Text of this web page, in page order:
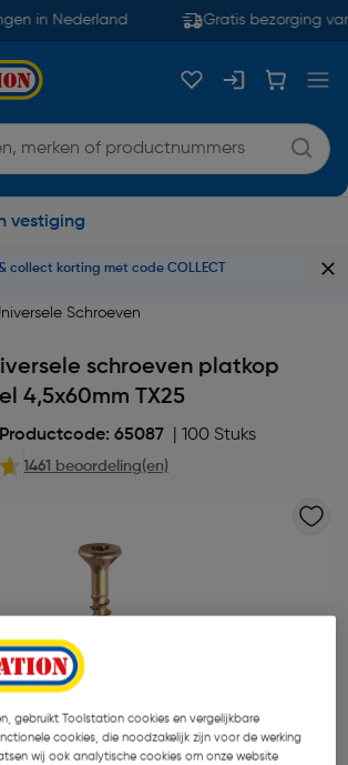
in Nederland Gratis bezorging
vestiging
collect korting met code COLLECT
Schroeven
schroeven platkop
4,5x60mm TX25
Productcode: 65087 | 100 Stuks
1461 beoordeling(en)
gebruikt Toolstation cookies en vergelijkbare
cookies, die noodzakelijk zijn voor de werking
wij ook analytische cookies om onze website